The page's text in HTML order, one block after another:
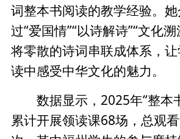
词整本书阅读的教学经验。
过“爱国情”“以诗解诗”“文化溯
将零散的诗词串联成体系，
读中感受中华文化的魅力。
数据显示，2025年“整本
累计开展领读课68场，总观